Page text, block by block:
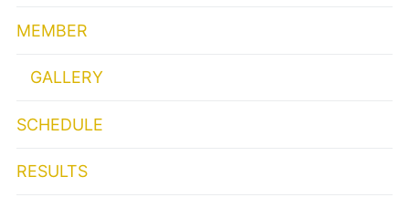
MEMBER
GALLERY
SCHEDULE
RESULTS